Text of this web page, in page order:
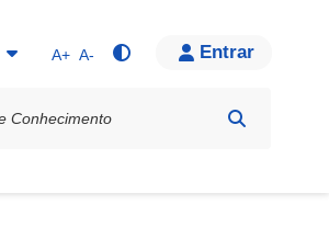
A+ A- Entrar